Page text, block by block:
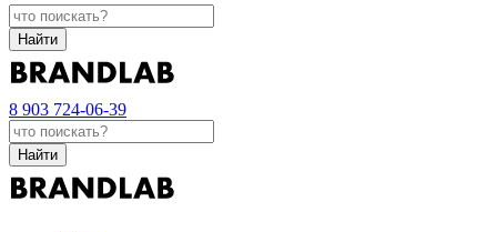
Найти
8 903 724-06-39
Найти